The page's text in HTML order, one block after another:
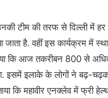
टीम की तरफ से दिल्ली में हर
है. वहीं इस कार्यक्रम में
कि आज तकरीबन 800 से
इसमें इलाके के लोगों ने बढ़-
कि महावीर एनक्लेव में फ्री